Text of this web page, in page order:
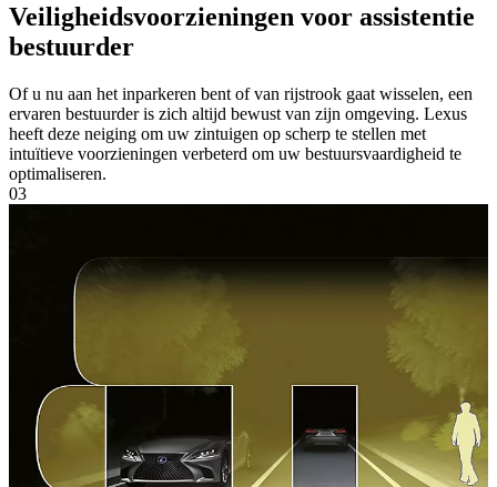
Veiligheidsvoorzieningen voor assistentie
bestuurder
Of u nu aan het inparkeren bent of van rijstrook gaat wisselen, een
ervaren bestuurder is zich altijd bewust van zijn omgeving. Lexus
heeft deze neiging om uw zintuigen op scherp te stellen met
intuïtieve voorzieningen verbeterd om uw bestuursvaardigheid te
optimaliseren.
03